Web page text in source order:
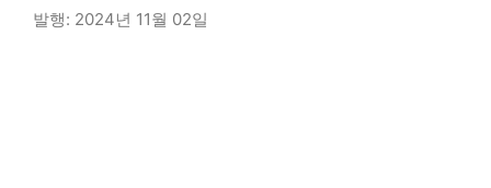
2024년 11월 02일